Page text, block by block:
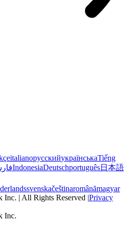
italianoрусскийукраїнськаTiếng
IndonesiaDeutschportuguês日本語
svenskačeštinaromânămagyar
| All Rights Reserved |Privacy
Inc.